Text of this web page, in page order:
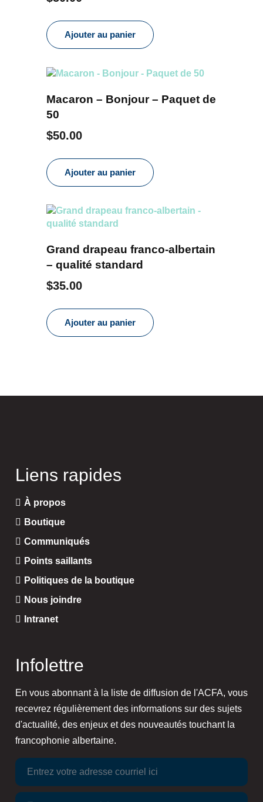
Ajouter au panier
Macaron – Bonjour – Paquet de
50
$50.00
Ajouter au panier
Grand drapeau franco-albertain
– qualité standard
$35.00
Ajouter au panier
Liens rapides
À propos
Boutique
Communiqués
Points saillants
Politiques de la boutique
Nous joindre
Intranet
Infolettre
En vous abonnant à la liste de diffusion de l'ACFA, vous
recevrez régulièrement des informations sur des sujets
d'actualité, des enjeux et des nouveautés touchant la
francophonie albertaine.